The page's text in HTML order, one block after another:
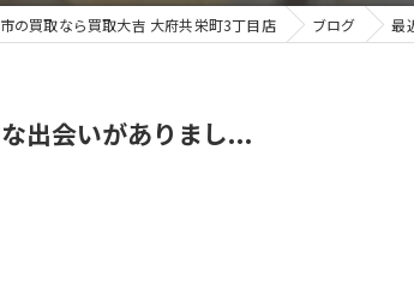
の買取なら買取大吉 大府共栄町3丁目店 ブログ 最
出会いがありまし...